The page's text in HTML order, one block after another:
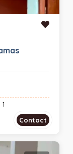
1
Contact